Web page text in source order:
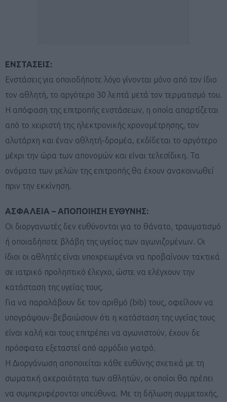
ΕΝΣΤΑΣΕΙΣ:
Ενστάσεις για οποιοδήποτε λόγο γίνονται μόνο από τον ίδιο
τον αθλητή, το αργότερο 30 λεπτά μετά τον τερματισμό του.
Η απόφαση της επιτροπής ενστάσεων, η οποία απαρτίζεται
από το χειριστή της ηλεκτρονικής χρονομέτρησης, τον
αλυτάρχη και έναν αθλητή-δρομέα, εκδίδεται το αργότερο
μέχρι την ώρα των απονομών και είναι τελεσίδικη. Τα
ονόματα των μελών της επιτροπής θα έχουν ανακοινωθεί
πριν την εκκίνηση.
ΑΣΦΑΛΕΙΑ – ΑΠΟΠΟΙΗΣΗ ΕΥΘΥΝΗΣ:
Οι διοργανωτές δεν ευθύνονται για το θάνατο, τραυματισμό
ή οποιαδήποτε βλάβη της υγείας των αγωνιζομένων. Οι
ίδιοι οι αθλητές είναι υποχρεωμένοι να προβαίνουν τακτικά
σε ιατρικό προληπτικό έλεγχο, ώστε να ελέγχουν την
κατάσταση της υγείας τους.
Για να παραλάβουν δε τον αριθμό (bib) τους, οφείλουν να
υπογράψουν-βεβαιώσουν ότι η κατάσταση της υγείας τους
είναι καλή και τους επιτρέπει να αγωνιστούν, έχουν δε
πρόσφατα εξεταστεί από αρμόδιο γιατρό.
Η Διοργάνωση αποποιείται κάθε ευθύνης σχετικά με τη
σωματική ακεραιότητα των αθλητών, οι οποίοι θα πρέπει
να συμπεριφέρονται υπεύθυνα. Με τη δήλωση συμμετοχής,